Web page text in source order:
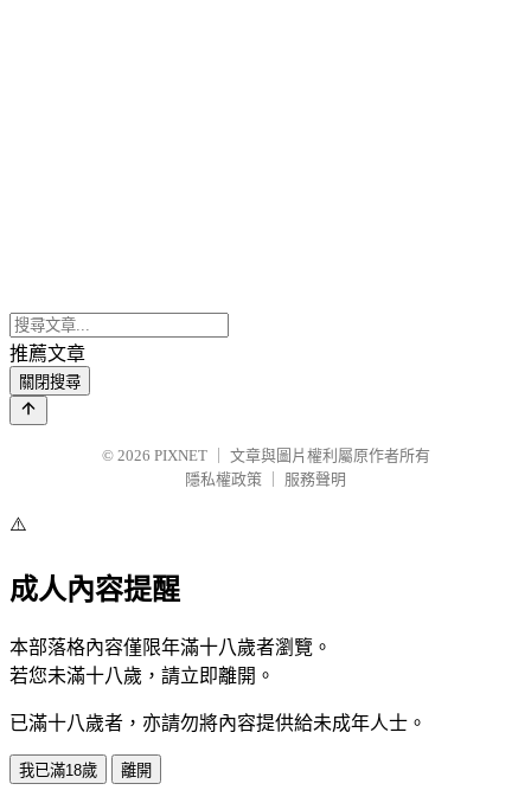
推薦文章
關閉搜尋
© 2026 PIXNET
文章與圖片權利屬原作者所有
隱私權政策
服務聲明
⚠️
成人內容提醒
本部落格內容僅限年滿十八歲者瀏覽。
若您未滿十八歲，請立即離開。
已滿十八歲者，亦請勿將內容提供給未成年人士。
我已滿18歲 離開